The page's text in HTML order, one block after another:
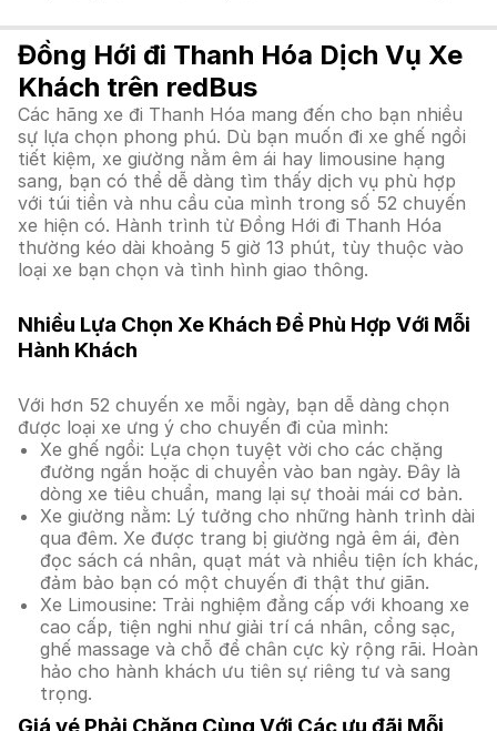
Đồng Hới đi Thanh Hóa Dịch Vụ Xe
Khách trên redBus
Các hãng xe đi Thanh Hóa mang đến cho bạn nhiều
sự lựa chọn phong phú. Dù bạn muốn đi xe ghế ngồi
tiết kiệm, xe giường nằm êm ái hay limousine hạng
sang, bạn có thể dễ dàng tìm thấy dịch vụ phù hợp
với túi tiền và nhu cầu của mình trong số 52 chuyến
xe hiện có. Hành trình từ Đồng Hới đi Thanh Hóa
thường kéo dài khoảng 5 giờ 13 phút, tùy thuộc vào
loại xe bạn chọn và tình hình giao thông.
Nhiều Lựa Chọn Xe Khách Để Phù Hợp Với Mỗi
Hành Khách
Với hơn 52 chuyến xe mỗi ngày, bạn dễ dàng chọn
được loại xe ưng ý cho chuyến đi của mình:
Xe ghế ngồi: Lựa chọn tuyệt vời cho các chặng
đường ngắn hoặc di chuyển vào ban ngày. Đây là
dòng xe tiêu chuẩn, mang lại sự thoải mái cơ bản.
Xe giường nằm: Lý tưởng cho những hành trình dài
qua đêm. Xe được trang bị giường ngả êm ái, đèn
đọc sách cá nhân, quạt mát và nhiều tiện ích khác,
đảm bảo bạn có một chuyến đi thật thư giãn.
Xe Limousine: Trải nghiệm đẳng cấp với khoang xe
cao cấp, tiện nghi như giải trí cá nhân, cổng sạc,
ghế massage và chỗ để chân cực kỳ rộng rãi. Hoàn
hảo cho hành khách ưu tiên sự riêng tư và sang
trọng.